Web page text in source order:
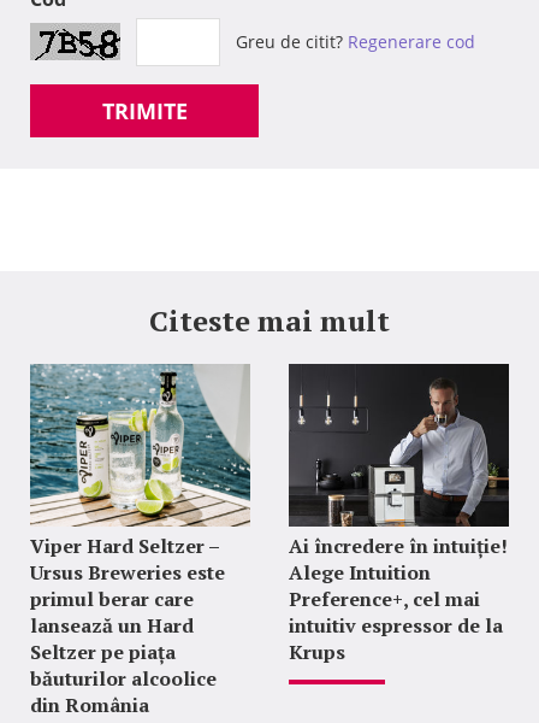
Greu de citit? Regenerare cod
TRIMITE
Citeste mai mult
Viper Hard Seltzer –
Ursus Breweries este
primul berar care
lansează un Hard
Seltzer pe piața
băuturilor alcoolice
din România
Ai încredere în intuiție!
Alege Intuition
Preference+, cel mai
intuitiv espressor de la
Krups